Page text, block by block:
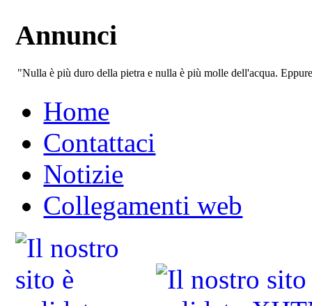
Annunci
"Nulla è più duro della pietra e nulla è più molle dell'acqua.
Home
Contattaci
Notizie
Collegamenti web